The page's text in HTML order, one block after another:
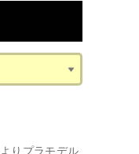
りプラモデル